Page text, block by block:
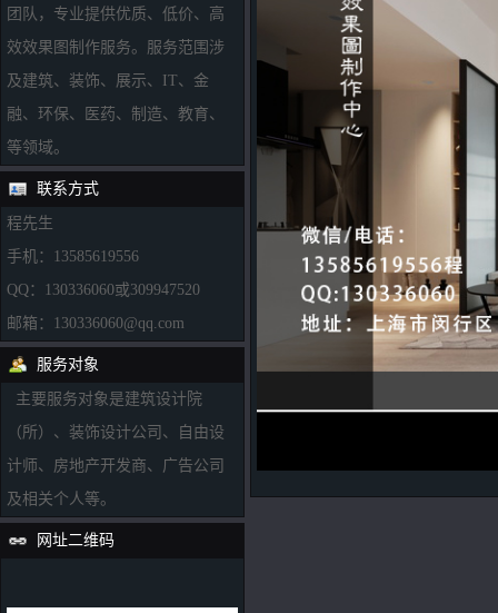
团队，专业提供优质、低价、高
效效果图制作服务。服务范围涉
及建筑、装饰、展示、IT、金
融、环保、医药、制造、教育、
等领域。
联系方式
程先生
手机：13585619556
QQ：130336060或309947520
邮箱：130336060@qq.com
服务对象
主要服务对象是建筑设计院
（所）、装饰设计公司、自由设
计师、房地产开发商、广告公司
及相关个人等。
网址二维码